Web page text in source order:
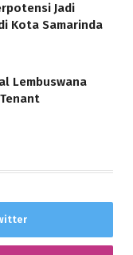
Jadi
Kota Samarinda
Lembuswana